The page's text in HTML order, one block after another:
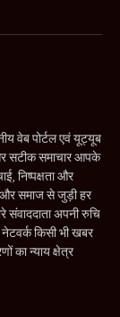
वेब पोर्टल एवं यूट्यूब
सटीक समाचार आपके
निष्पक्षता और
और समाज से जुड़ी हर
संवाददाता अपनी रुचि
किसी भी खबर
का न्याय क्षेत्र